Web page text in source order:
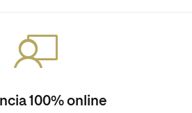
100% online